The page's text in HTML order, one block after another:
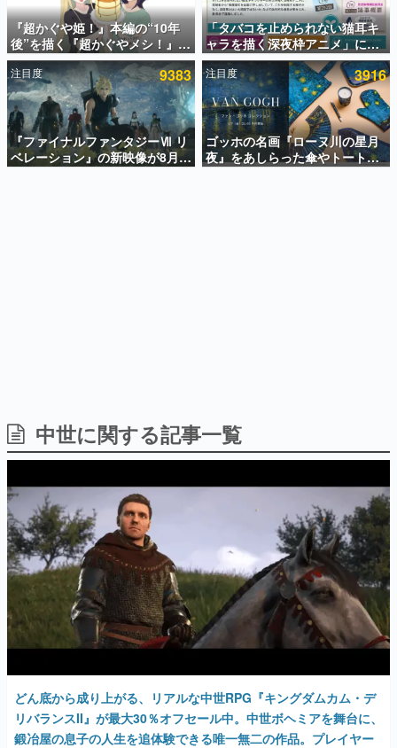
アプリセール情報
インタビュー
連載・特集一覧
殿堂入り記事
SNS拡散数が数千以上！ ページビュー数万以上！ などな
ど。多くの人々に読まれた、電ファミ渾身の“殿堂入り”記
事をまとめました。
日本のコンテンツ産業やカルチャーに与えた影響を探る企
画です。
日本のモバイルゲーム史における主要なトピック・タイト
ルを網羅するほか、開発者へのインタビューや識者による
解説を掲載。約20年の歴史が一望できる決定版！
若ゲのいたり〜ゲームクリエイターの青春〜
『うつヌケ』『ペンと箸』等で知られるマンガ家・田中圭
一先生によるゲーム業界レポートマンガです。
なんでゲームは面白い？
ゲーム開発者・hamatsu氏がゲームの魅力を画面や操作の
具体的な形から解き明かしていく、硬派で骨太な評論連載
ゲームが変えた日本語
「経験値」「裏技」「ラスボス」… ゲームにまつわる言葉
の起源や用法の変遷を、コンピューター文化史研究家・タ
イニーP氏が徹底調査。
『超かぐや姫！』本編の“10年
後”を描く『超かぐやメシ！』
Web連載決定。新たなWebマン
ガレーベル「ビビビコミック」
にて特別話が掲載スタート、あ
のお話には…まだ続きがある！
「タバコを止められない猫耳キ
ャラを描く深夜枠アニメ」に視
聴者の一部から批判意見。違法
薬物の使用と思しき描写も含め
て、BPOが議論を交わす
注目度 9383
『ファイナルファンタジーⅦ リ
ベレーション』の新映像が8月
26日早朝に公開へ。『FF7』リ
注目度 3916
ゴッホの名画『ローヌ川の星月
夜』をあしらった傘やトートバ
ッグなどが登場。8月7日21時よ
中世に関する記事一覧
どん底から成り上がる、リアルな中世RPG『キングダムカム・デ
リバランスII』が最大30％オフセール中。中世ボヘミアを舞台に、
鍛冶屋の息子の人生を追体験できる唯一無二の作品。プレイヤー